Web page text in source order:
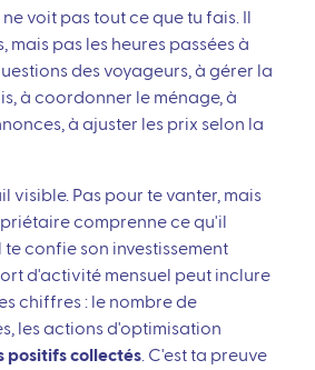
voit pas tout ce que tu fais. Il
mais pas les heures passées à
des voyageurs, à gérer la
à coordonner le ménage, à
à ajuster les prix selon la
visible. Pas pour te vanter, mais
comprenne ce qu'il
confie son investissement
d'activité mensuel peut inclure
chiffres : le nombre de
les actions d'optimisation
positifs collectés . C'est ta preuve